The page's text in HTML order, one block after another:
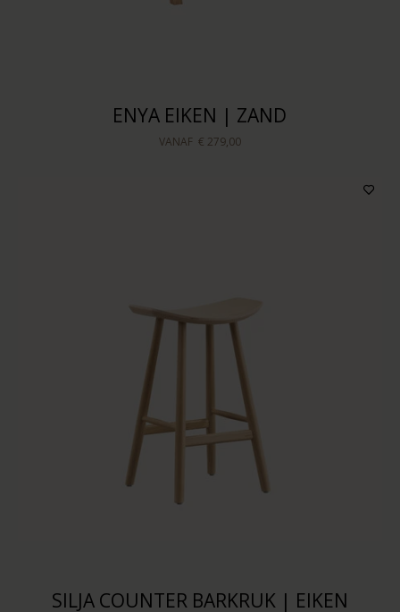
ENYA EIKEN | ZAND
VANAF € 279,00
SILJA COUNTER BARKRUK | EIKEN